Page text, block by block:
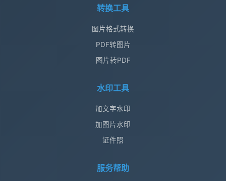
转换工具
图片格式转换
PDF转图片
图片转PDF
水印工具
加文字水印
加图片水印
证件照
服务帮助